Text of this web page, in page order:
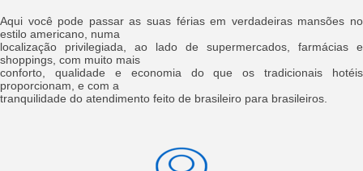
Aqui você pode passar as suas férias em verdadeiras mansões no
estilo americano, numa
localização privilegiada, ao lado de supermercados, farmácias e
shoppings, com muito mais
conforto, qualidade e economia do que os tradicionais hotéis
proporcionam, e com a
tranquilidade do atendimento feito de brasileiro para brasileiros.